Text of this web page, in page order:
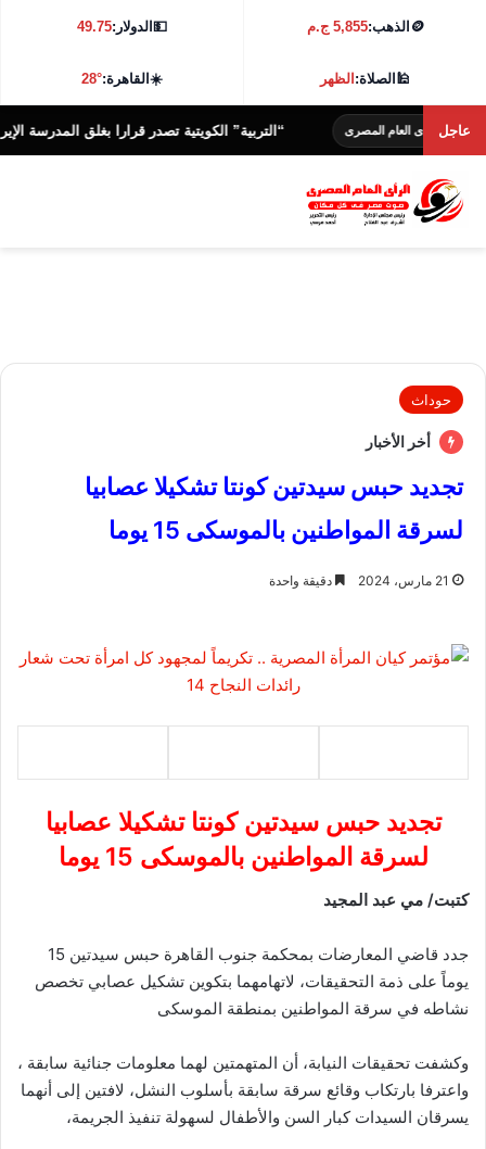
🪙 الذهب:5,855 ج.م 💵الدولار:49.75
🕌الصلاة:الظهر ☀️القاهرة:28°
عاجل
العام المصرى “التربية” الكويتية تصدر قرارا بغلق المدرسة الإيرانية
حوداث
أخر الأخبار
تجديد حبس سيدتين كونتا تشكيلا عصابيا
لسرقة المواطنين بالموسكى 15 يوما
21 مارس، 2024 دقيقة واحدة
تجديد حبس سيدتين كونتا تشكيلا عصابيا
لسرقة المواطنين بالموسكى 15 يوما
كتبت/ مي عبد المجيد
جدد قاضي المعارضات بمحكمة جنوب القاهرة حبس سيدتين 15
يوماً على ذمة التحقيقات، لاتهامهما بتكوين تشكيل عصابي تخصص
نشاطه في سرقة المواطنين بمنطقة الموسكى
وكشفت تحقيقات النيابة، أن المتهمتين لهما معلومات جنائية سابقة ،
واعترفا بارتكاب وقائع سرقة سابقة بأسلوب النشل، لافتين إلى أنهما
يسرقان السيدات كبار السن والأطفال لسهولة تنفيذ الجريمة،